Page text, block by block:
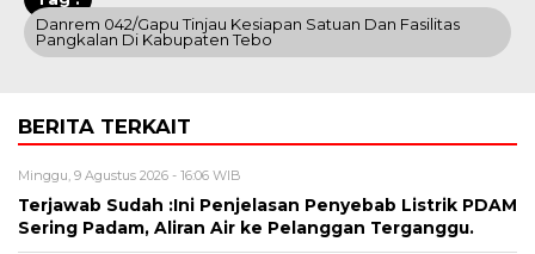
Danrem 042/Gapu Tinjau Kesiapan Satuan Dan Fasilitas
Pangkalan Di Kabupaten Tebo
BERITA TERKAIT
Minggu, 9 Agustus 2026 - 16:06 WIB
Terjawab Sudah :Ini Penjelasan Penyebab Listrik PDAM
Sering Padam, Aliran Air ke Pelanggan Terganggu.